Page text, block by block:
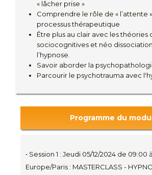
« lâcher prise »
Comprendre le rôle de « l’attente
processus thérapeutique
Être plus au clair avec les théories
sociocognitives et néo
l’hypnose.
Savoir aborder la
Parcourir le psychotrauma avec
Programme du
• Session 1 : Jeudi 05/12/2024 de 09:00
Europe/Paris : MASTERCLASS -